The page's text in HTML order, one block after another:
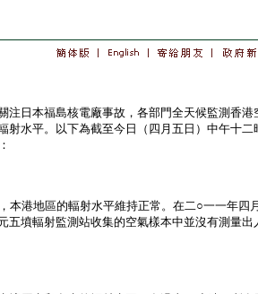
日本福島核電廠事故，各部門全天候監測香港
射水平。以下為截至今日（四月五日）中午十二
港地區的輻射水平維持正常。在二○一一年四
五墳輻射監測站收集的空氣樣本中並沒有測量出